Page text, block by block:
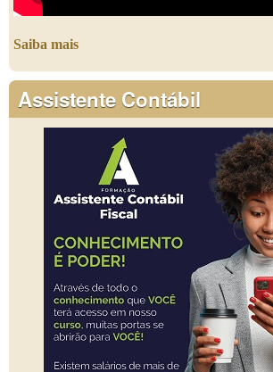
Saiba mais
Assistente Contábil